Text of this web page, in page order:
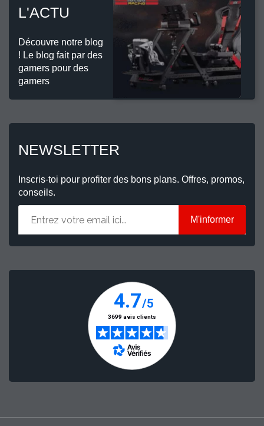
L'ACTU
Découvre notre blog
! Le blog fait par des
gamers pour des
gamers
NEWSLETTER
Inscris-toi pour profiter des bons plans. Offres, promos,
conseils.
M'informer